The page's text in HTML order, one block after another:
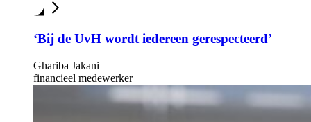
‘Bij de UvH wordt iedereen gerespecteerd’
Ghariba Jakani
financieel medewerker